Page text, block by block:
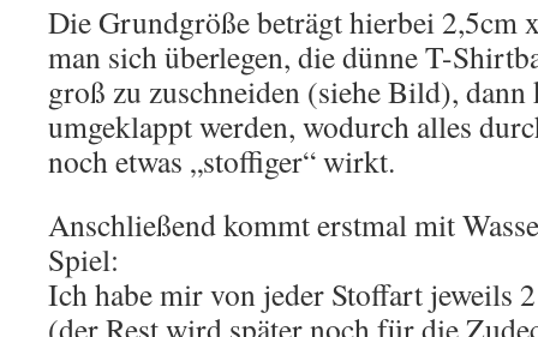
Die Grundgröße beträgt hierbei 2,5cm
man sich überlegen, die dünne T-
groß zu zuschneiden (siehe Bild), dann
umgeklappt werden, wodurch alles
noch etwas „stoffiger“ wirkt.
Anschließend kommt erstmal mit
Spiel:
Ich habe mir von jeder Stoffart jeweils
(der Rest wird später noch für die